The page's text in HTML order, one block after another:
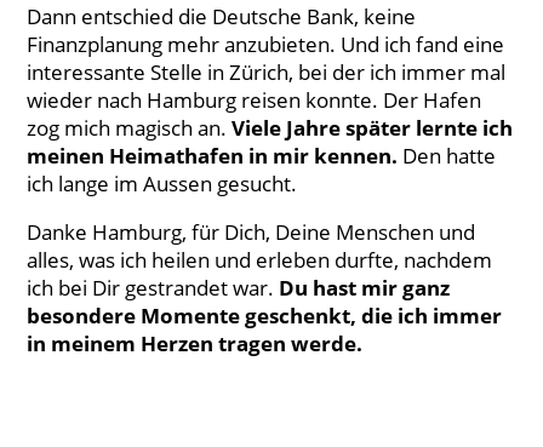
Dann entschied die Deutsche Bank, keine
Finanzplanung mehr anzubieten. Und ich fand eine
interessante Stelle in Zürich, bei der ich immer mal
wieder nach Hamburg reisen konnte. Der Hafen
zog mich magisch an.Viele Jahre später lernte ich
meinen Heimathafen in mir kennen. Den hatte
ich lange im Aussen gesucht.
Danke Hamburg, für Dich, Deine Menschen und
alles, was ich heilen und erleben durfte, nachdem
ich bei Dir gestrandet war. Du hast mir ganz
besondere Momente geschenkt, die ich immer
in meinem Herzen tragen werde.